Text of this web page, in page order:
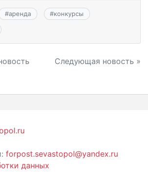
#аренда #конкурсы
Следующая новость »
forpost.sevastopol@yandex.ru
данных